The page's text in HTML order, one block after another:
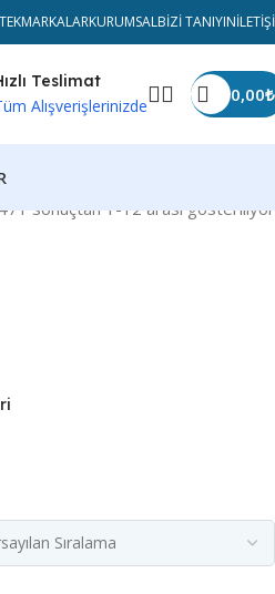
MARKALARKURUMSALBIZI TANIYIN
Teslimat
Alışverişlerinizde
0,00₺
sonuçtan 1-12 arası gösteriliyor